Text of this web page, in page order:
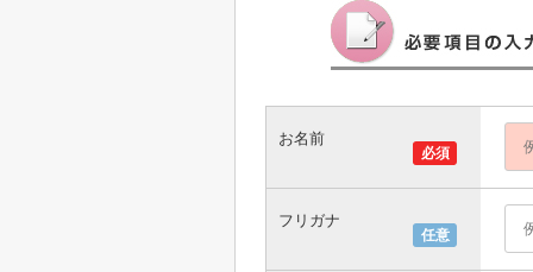
必須
お名前
任意
フリガナ